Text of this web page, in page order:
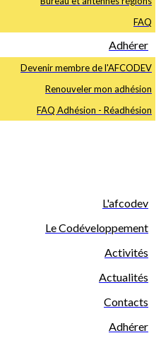
FAQ
Adhérer
Devenir membre de l'AFCODEV
Renouveler mon adhésion
FAQ Adhésion - Réadhésion
L'afcodev
Le Codéveloppement
Activités
Actualités
Contacts
Adhérer